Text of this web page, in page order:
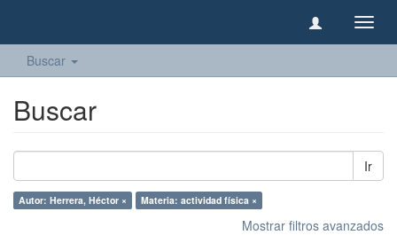
Buscar
Buscar
Ir
Autor: Herrera, Héctor × Materia: actividad física ×
Mostrar filtros avanzados